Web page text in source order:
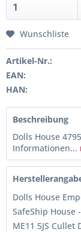
Wunschliste
Artikel-Nr.:
EAN:
HAN:
Beschreibung
Dolls House
Informationen...
Dolls House
SafeShip House
ME11 5JS